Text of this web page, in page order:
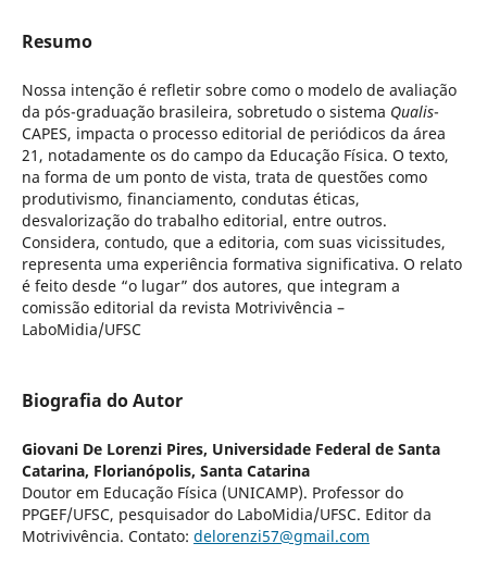
Resumo
Nossa intenção é refletir sobre como o modelo de avaliação
da pós-graduação brasileira, sobretudo o sistema Qualis-
CAPES, impacta o processo editorial de periódicos da área
21, notadamente os do campo da Educação Física. O texto,
na forma de um ponto de vista, trata de questões como
produtivismo, financiamento, condutas éticas,
desvalorização do trabalho editorial, entre outros.
Considera, contudo, que a editoria, com suas vicissitudes,
representa uma experiência formativa significativa. O relato
é feito desde “o lugar” dos autores, que integram a
comissão editorial da revista Motrivivência –
LaboMidia/UFSC
Biografia do Autor
Giovani De Lorenzi Pires, Universidade Federal de Santa
Catarina, Florianópolis, Santa Catarina
Doutor em Educação Física (UNICAMP). Professor do
PPGEF/UFSC, pesquisador do LaboMidia/UFSC. Editor da
Motrivivência. Contato: delorenzi57@gmail.com